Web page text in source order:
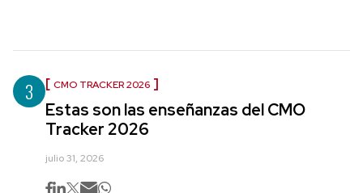
3 CMO TRACKER 2026
Estas son las enseñanzas del CMO
Tracker 2026
julio 31, 2026